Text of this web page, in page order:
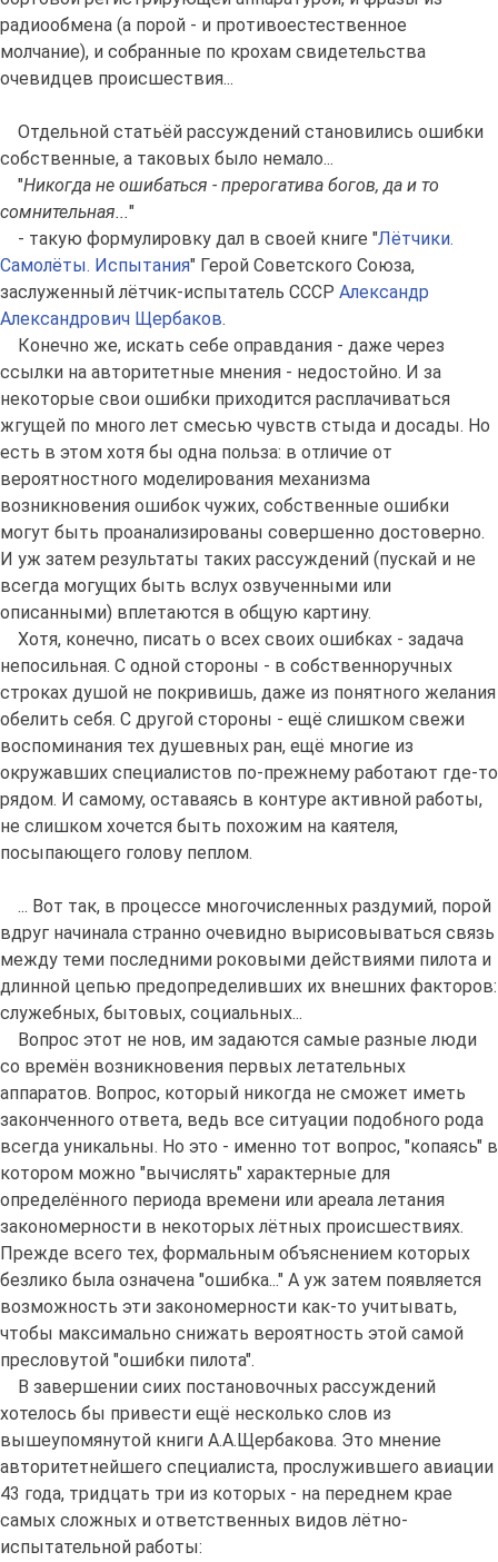
радиообмена (а порой - и противоестественное
молчание), и собранные по крохам свидетельства
очевидцев происшествия...
Отдельной статьёй рассуждений становились ошибки
собственные, а таковых было немало...
"Никогда не ошибаться - прерогатива богов, да и то
сомнительная..."
- такую формулировку дал в своей книге "Лётчики.
Самолёты. Испытания" Герой Советского Союза,
заслуженный лётчик-испытатель СССР Александр
Александрович Щербаков.
Конечно же, искать себе оправдания - даже через
ссылки на авторитетные мнения - недостойно. И за
некоторые свои ошибки приходится расплачиваться
жгущей по много лет смесью чувств стыда и досады. Но
есть в этом хотя бы одна польза: в отличие от
вероятностного моделирования механизма
возникновения ошибок чужих, собственные ошибки
могут быть проанализированы совершенно достоверно.
И уж затем результаты таких рассуждений (пускай и не
всегда могущих быть вслух озвученными или
описанными) вплетаются в общую картину.
Хотя, конечно, писать о всех своих ошибках - задача
непосильная. С одной стороны - в собственноручных
строках душой не покривишь, даже из понятного желания
обелить себя. С другой стороны - ещё слишком свежи
воспоминания тех душевных ран, ещё многие из
окружавших специалистов по-прежнему работают где-то
рядом. И самому, оставаясь в контуре активной работы,
не слишком хочется быть похожим на каятеля,
посыпающего голову пеплом.
... Вот так, в процессе многочисленных раздумий, порой
вдруг начинала странно очевидно вырисовываться связь
между теми последними роковыми действиями пилота и
длинной цепью предопределивших их внешних факторов:
служебных, бытовых, социальных...
Вопрос этот не нов, им задаются самые разные люди
со времён возникновения первых летательных
аппаратов. Вопрос, который никогда не сможет иметь
законченного ответа, ведь все ситуации подобного рода
всегда уникальны. Но это - именно тот вопрос, "копаясь" в
котором можно "вычислять" характерные для
определённого периода времени или ареала летания
закономерности в некоторых лётных происшествиях.
Прежде всего тех, формальным объяснением которых
безлико была означена "ошибка..." А уж затем появляется
возможность эти закономерности как-то учитывать,
чтобы максимально снижать вероятность этой самой
пресловутой "ошибки пилота".
В завершении сиих постановочных рассуждений
хотелось бы привести ещё несколько слов из
вышеупомянутой книги А.А.Щербакова. Это мнение
авторитетнейшего специалиста, прослужившего авиации
43 года, тридцать три из которых - на переднем крае
самых сложных и ответственных видов лётно-
испытательной работы: